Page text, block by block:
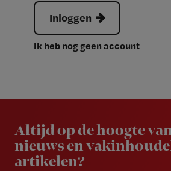
Inloggen
Ik heb nog geen account
Altijd op de hoogte
nieuws en
artikelen?